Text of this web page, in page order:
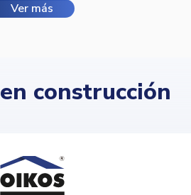
Ver más
en construcción